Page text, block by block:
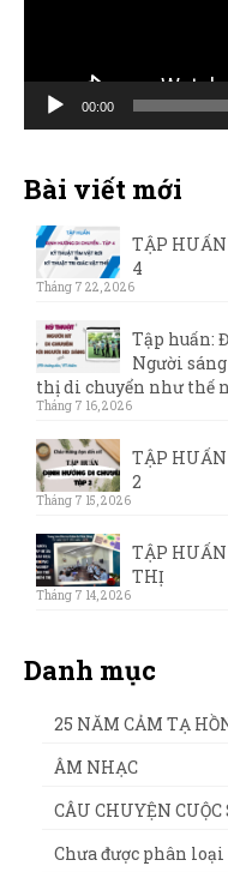
00:00
Bài viết mới
TẬP
4
Tháng 7 22, 2026
Tập huấn:
Người
thị di chuyển như thế
Tháng 7 16, 2026
TẬP
2
Tháng 7 15, 2026
TẬP HUẤN
THỊ
Tháng 7 14, 2026
Danh mục
25 NĂM CẢM TẠ
ÂM NHẠC
CÂU CHUYỆN CUỘC
Chưa được phân loại